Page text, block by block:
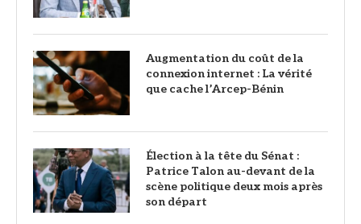
Augmentation du coût de la
connexion internet : La vérité
que cache l’Arcep-Bénin
Élection à la tête du Sénat :
Patrice Talon au-devant de la
scène politique deux mois après
son départ